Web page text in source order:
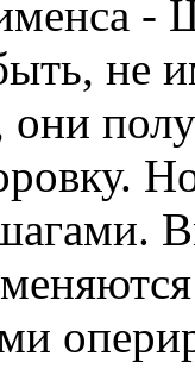
-
не
они